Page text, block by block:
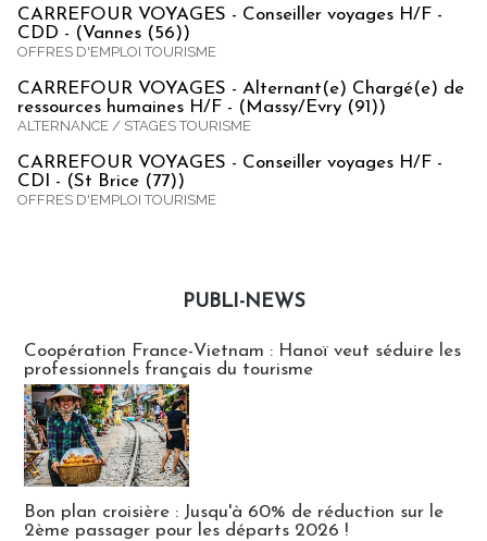
CARREFOUR VOYAGES - Conseiller voyages H/F -
CDD - (Vannes (56))
OFFRES D'EMPLOI TOURISME
CARREFOUR VOYAGES - Alternant(e) Chargé(e) de
ressources humaines H/F - (Massy/Evry (91))
ALTERNANCE / STAGES TOURISME
CARREFOUR VOYAGES - Conseiller voyages H/F -
CDI - (St Brice (77))
OFFRES D'EMPLOI TOURISME
PUBLI-NEWS
Coopération France-Vietnam : Hanoï veut séduire les
professionnels français du tourisme
Bon plan croisière : Jusqu'à 60% de réduction sur le
2ème passager pour les départs 2026 !